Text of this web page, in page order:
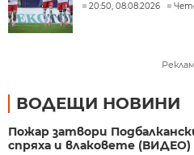
20:50, 08.08.2026
ВОДЕЩИ НОВИНИ
Пожар затвори
спряха и влаковете (ВИДЕО)